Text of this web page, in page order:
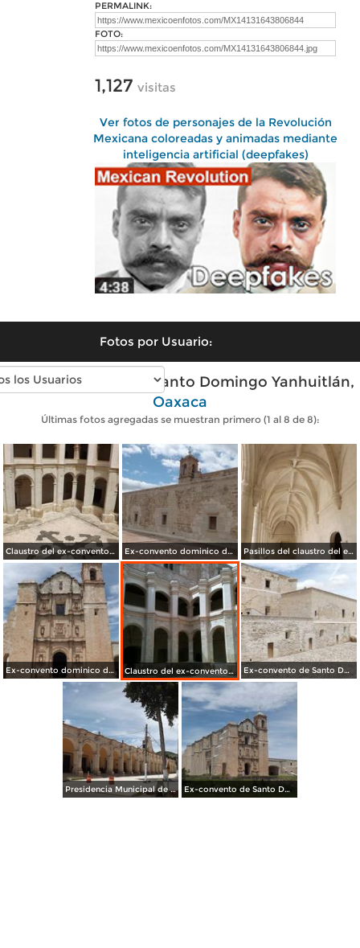
PERMALINK:
FOTO:
1,127 visitas
Ver fotos de personajes de la Revolución
Mexicana coloreadas y animadas mediante
inteligencia artificial (deepfakes)
Fotos por Usuario:
Fotos modernas de Santo Domingo Yanhuitlán,
Oaxaca
Últimas fotos agregadas se muestran primero (1 al 8 de 8):
Claustro del ex-convento dominico del siglo XVI. Julio/2014 Ex-convento dominico del siglo XVI. Julio/2014 Pasillos del claustro del ex-convento dominico. Julio/2014
Ex-convento dominico del siglo XVI. Julio/2014 Claustro del ex-convento de Santo Domingo Siglo XVI. Julio/2014 Ex-convento de Santo Domingo Siglo XVI. Julio/2014
Presidencia Municipal de Yanhuitlán. Julio/2014 Ex-convento de Santo Domingo siglo XVI. Julio/2014